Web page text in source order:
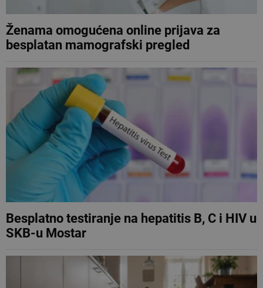
Ženama omogućena online prijava za
besplatan mamografski pregled
Besplatno testiranje na hepatitis B, C i HIV u
SKB-u Mostar